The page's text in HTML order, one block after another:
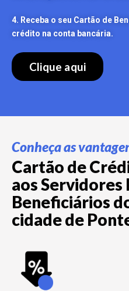
4. Receba o seu Cartão de
crédito na conta bancária.
Clique aqui
Conheça as
Cartão de
aos Servidores
Beneficiários
cidade de